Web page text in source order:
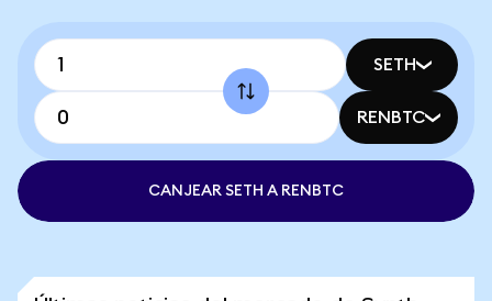
SETH
RENBTC
CANJEAR SETH A RENBTC